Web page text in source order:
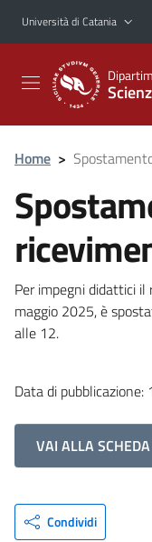
Vai al contenuto
Vai al menu di
Università di Catania
Home >
Per impegni didattici
maggio 2025, è
alle 12.
Data di
VAI ALLA
Condividi